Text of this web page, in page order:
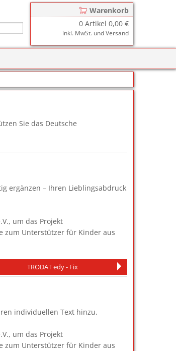
Warenkorb
0Artikel 0,00 €
inkl. MwSt. und Versand
Printy
191
Sie das Deutsche
ergänzen – Ihren Lieblingsabdruck
um das Projekt
zum Unterstützer für Kinder aus
TRODAT edy - Fix
individuellen Text hinzu.
um das Projekt
zum Unterstützer für Kinder aus